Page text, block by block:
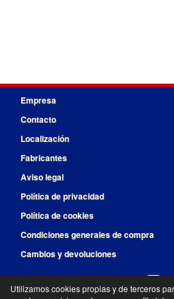
Empresa
Contacto
Localización
Fabricantes
Aviso legal
Política de privacidad
Política de cookies
Condiciones generales de compra
Cambios y devoluciones
Utilizamos cookies propias y de terceros